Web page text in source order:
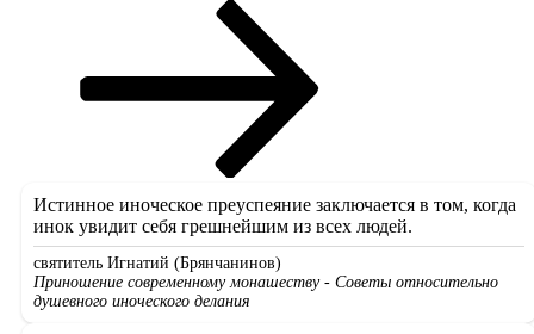
Истинное иноческое преуспеяние заключается в том, когда
инок увидит себя грешнейшим из всех людей.
святитель Игнатий (Брянчанинов)
Приношение современному монашеству - Советы относительно
душевного иноческого делания